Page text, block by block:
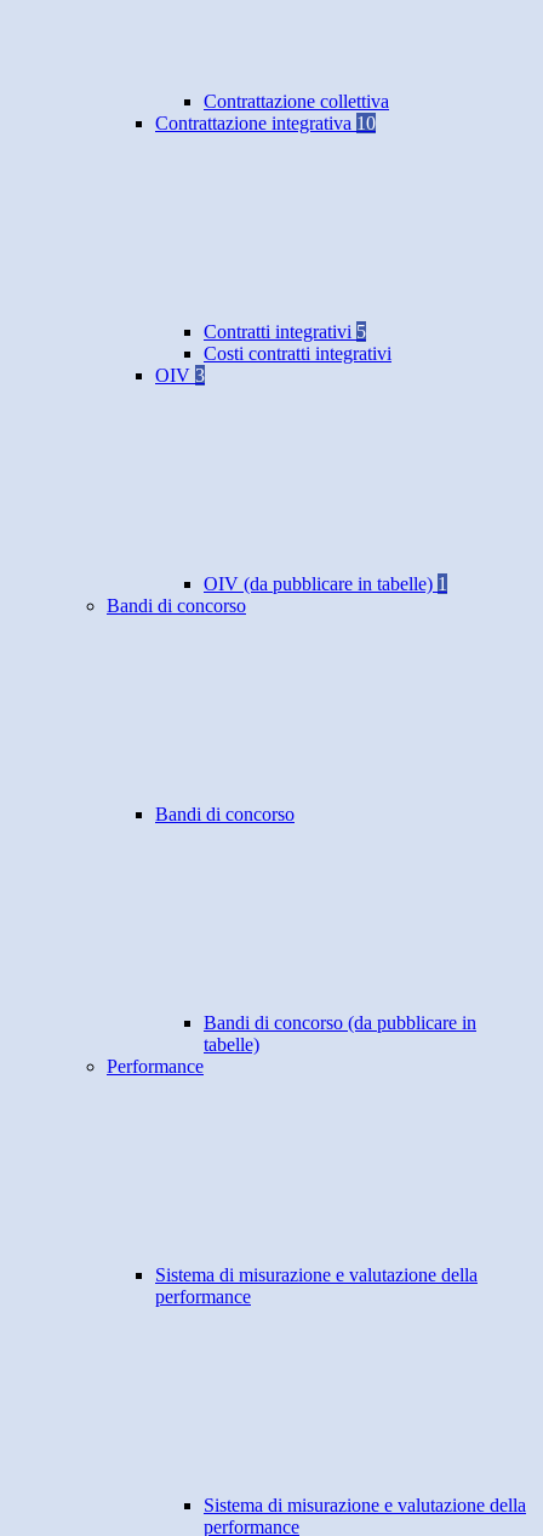
Contrattazione collettiva
Contrattazione integrativa 10
Contratti integrativi 5
Costi contratti integrativi
OIV 3
OIV (da pubblicare in tabelle) 1
Bandi di concorso
Bandi di concorso
Bandi di concorso (da pubblicare in
tabelle)
Performance
Sistema di misurazione e valutazione della
performance
Sistema di misurazione e valutazione della
performance